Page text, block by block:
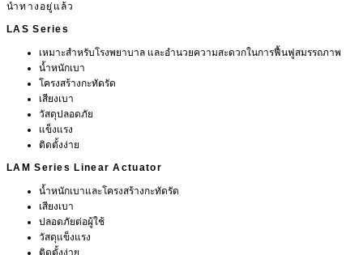
นำทางอยู่แล้ว
LAS Series
เหมาะสำหรับโรงพยาบาล และอำนวยความสะดวกในการฟื้นฟูสมรรถภาพ
น้ำหนักเบา
โครงสร้างกะทัดรัด
เสียงเบา
วัสดุปลอดภัย
แข็งแรง
ติดตั้งง่าย
LAM Series Linear Actuator
น้ำหนักเบาและโครงสร้างกะทัดรัด
เสียงเบา
ปลอดภัยต่อผู้ใช้
วัสดุแข็งแรง